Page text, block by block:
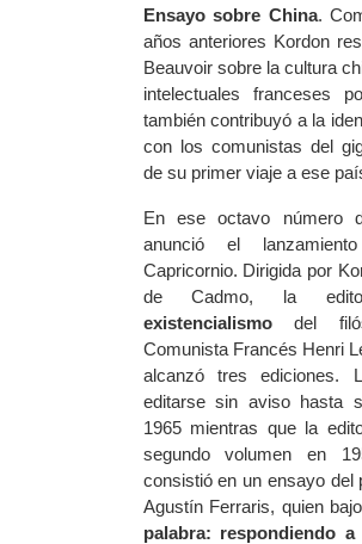
Ensayo sobre China.
años anteriores Kordon
Beauvoir sobre la cultura
intelectuales franceses
también contribuyó a la
con los comunistas del
de su primer viaje a ese
En ese octavo número
anunció el
Capricornio. Dirigida por
de Cadmo, la
existencialismodel
Comunista Francés Henri
alcanzó tres ediciones.
editarse sin aviso hasta
1965 mientras que la
segundo volumen en
consistió en un ensayo del
Agustín Ferraris, quien
palabra: respondiendo